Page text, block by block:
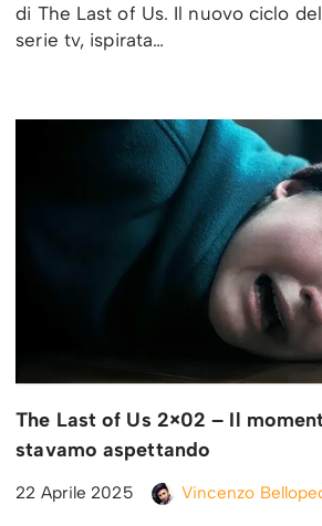
di The Last of Us. Il nuovo ciclo
serie tv, ispirata…
The Last of Us 2×02 – Il
stavamo aspettando
22 Aprile 2025 Vincenzo